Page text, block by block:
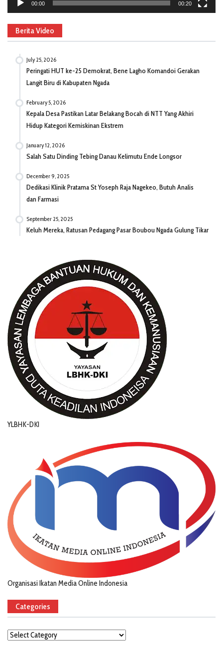
00:00 00:20
Berita Video
July 25, 2026
Peringati HUT ke-25 Demokrat, Bene Lagho Komandoi Gerakan
Langit Biru di Kabupaten Ngada
February 5, 2026
Kepala Desa Pastikan Latar Belakang Bocah di NTT Yang Akhiri
Hidup Kategori Kemiskinan Ekstrem
January 12, 2026
Salah Satu Dinding Tebing Danau Kelimutu Ende Longsor
December 9, 2025
Dedikasi Klinik Pratama St Yoseph Raja Nagekeo, Butuh Analis
dan Farmasi
September 25, 2025
Keluh Mereka, Ratusan Pedagang Pasar Boubou Ngada Gulung Tikar
YLBHK-DKI
Organisasi Ikatan Media Online Indonesia
Categories
Categories